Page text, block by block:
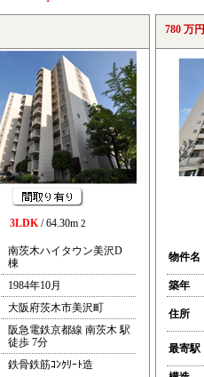
3LDK/ 64.30m 2
南茨木ハイタウン美沢D
棟
1984年10月
大阪府茨木市美沢町
阪急電鉄京都線 南茨木 駅
徒歩 7分
鉄骨鉄筋ｺﾝｸﾘｰﾄ造
780 万円
物件名
築年
住所
最寄駅